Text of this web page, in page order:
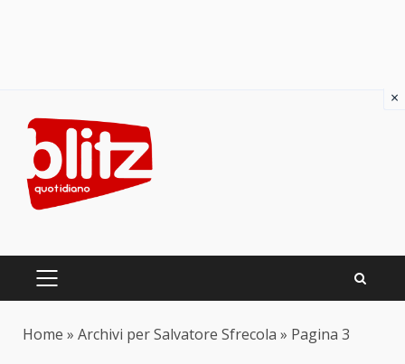
content
PRIMARY
Home » Archivi per Salvatore Sfrecola » Pagina 3
×